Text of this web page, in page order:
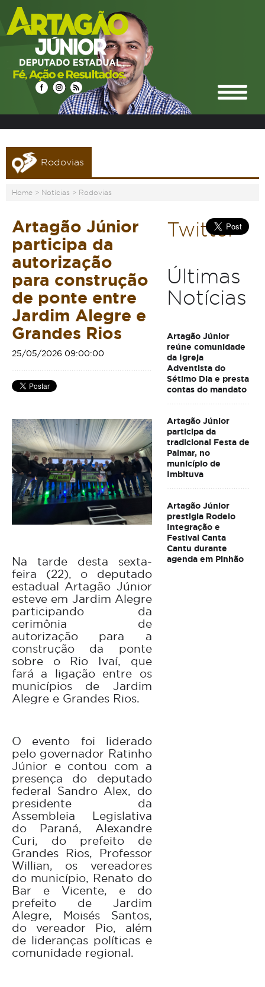
Rodovias
Home > Notícias > Rodovias
Artagão Júnior
participa da
autorização
para construção
de ponte entre
Jardim Alegre e
Grandes Rios
25/05/2026 09:00:00
Na tarde desta sexta-
feira (22), o deputado
estadual Artagão Júnior
esteve em Jardim Alegre
participando da
cerimônia de
autorização para a
construção da ponte
sobre o Rio Ivaí, que
fará a ligação entre os
municípios de Jardim
Alegre e Grandes Rios.
O evento foi liderado
pelo governador Ratinho
Júnior e contou com a
presença do deputado
federal Sandro Alex, do
presidente da
Assembleia Legislativa
do Paraná, Alexandre
Curi, do prefeito de
Grandes Rios, Professor
Willian, os vereadores
do município, Renato do
Bar e Vicente, e do
prefeito de Jardim
Alegre, Moisés Santos,
do vereador Pio, além
de lideranças políticas e
comunidade regional.
Twitter
Últimas
Notícias
Artagão Júnior
reúne comunidade
da Igreja
Adventista do
Sétimo Dia e presta
contas do mandato
Artagão Júnior
participa da
tradicional Festa de
Palmar, no
município de
Imbituva
Artagão Júnior
prestigia Rodeio
Integração e
Festival Canta
Cantu durante
agenda em Pinhão